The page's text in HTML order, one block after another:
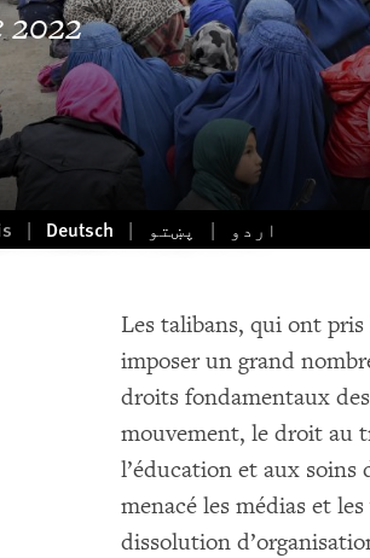
2022
Deutsch پښتو اردو
Les talibans, qui ont
imposer un grand
droits fondamentaux
mouvement, le droit au
l’éducation et aux soins
menacé les médias et
dissolution